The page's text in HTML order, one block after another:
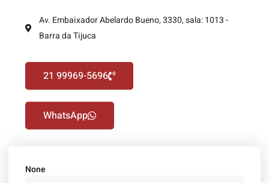
Av. Embaixador Abelardo Bueno, 3330, sala: 1013 -
Barra da Tijuca
21 99969-5696
WhatsApp
None